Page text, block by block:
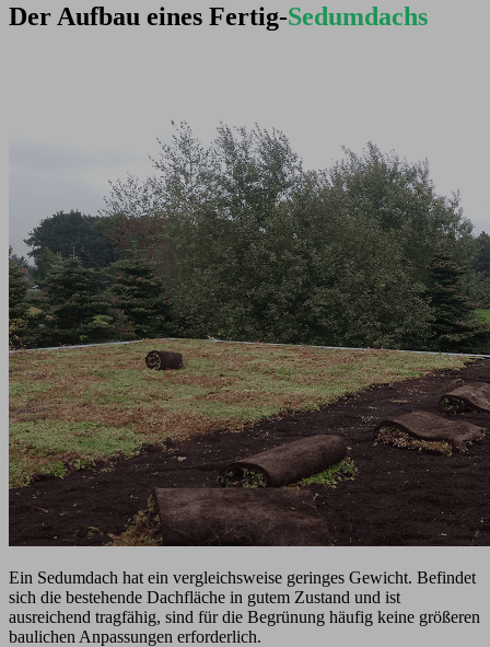
Der Aufbau eines Fertig-Sedumdachs
Ein Sedumdach hat ein vergleichsweise geringes Gewicht. Befindet
sich die bestehende Dachfläche in gutem Zustand und ist
ausreichend tragfähig, sind für die Begrünung häufig keine größeren
baulichen Anpassungen erforderlich.